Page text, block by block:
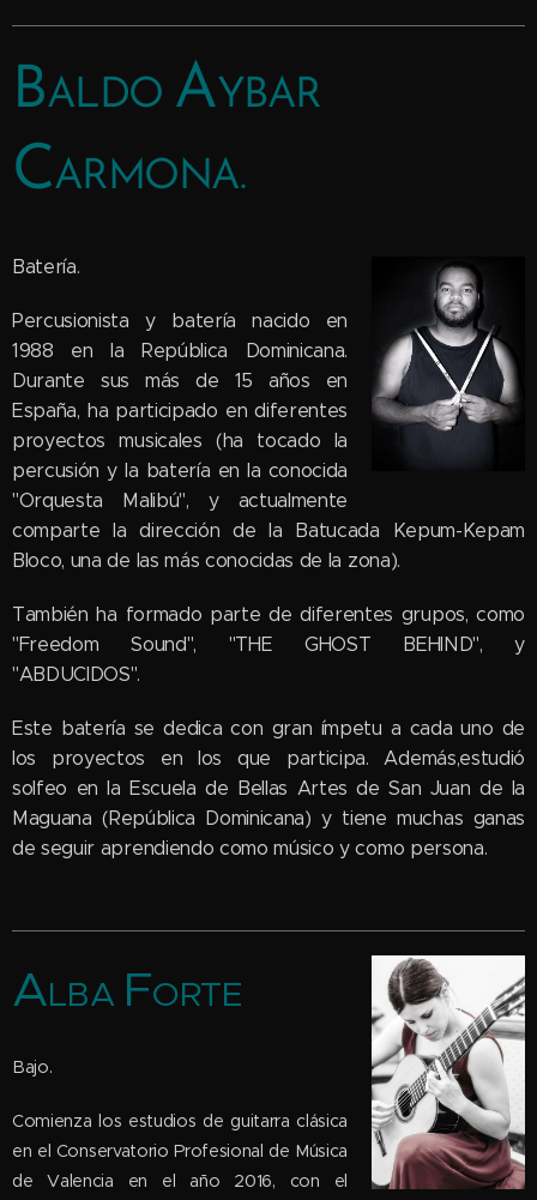
BALDO AYBAR
CARMONA.
Batería.
Percusionista y batería nacido en
1988 en la República Dominicana.
Durante sus más de 15 años en
España, ha participado en diferentes
proyectos musicales (ha tocado la
percusión y la batería en la conocida
"Orquesta Malibú", y actualmente
comparte la dirección de la Batucada Kepum-Kepam
Bloco, una de las más conocidas de la zona).
También ha formado parte de diferentes grupos, como
"Freedom Sound", "THE GHOST BEHIND", y
"ABDUCIDOS".
Este batería se dedica con gran ímpetu a cada uno de
los proyectos en los que participa. Además,estudió
solfeo en la Escuela de Bellas Artes de San Juan de la
Maguana (República Dominicana) y tiene muchas ganas
de seguir aprendiendo como músico y como persona.
ALBA FORTE
Bajo.
Comienza los estudios de guitarra clásica
en el Conservatorio Profesional de Música
de Valencia en el año 2016, con el